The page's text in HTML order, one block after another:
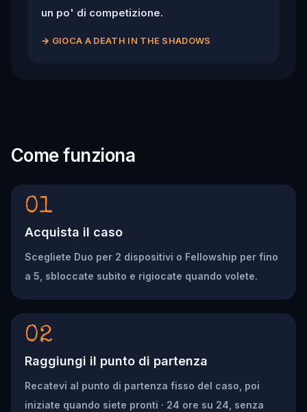
un po' di competizione.
→ GIOCA A DEATH IN THE SHADOWS
Come funziona
01
Acquista il caso
Scegliete Duo per 2 dispositivi o Fellowship per fino
a 5, sbloccate subito e rigiocate quando volete.
02
Raggiungi il punto di partenza
Recatevi al punto di partenza fisso del caso, poi
iniziate quando siete pronti · 24 ore su 24, senza